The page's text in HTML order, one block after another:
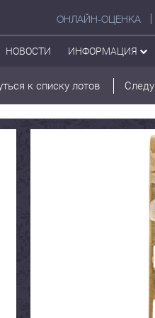
ОНЛАЙН-ОЦЕНКА
НОВОСТИ ИНФОРМАЦИЯ
к списку лотов